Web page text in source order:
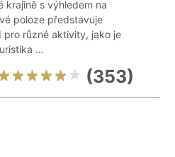
krajině s výhledem na
poloze představuje
různé aktivity, jako je
...
(353)